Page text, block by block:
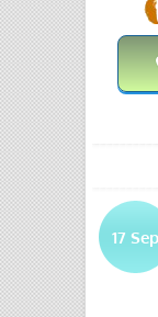
17 Sep